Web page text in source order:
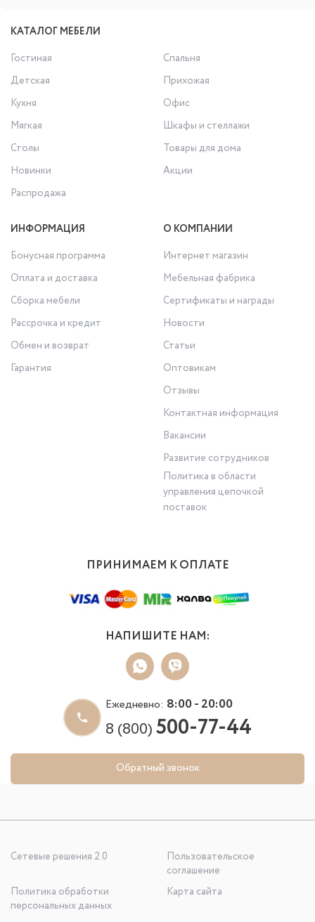
КАТАЛОГ МЕБЕЛИ
Гостиная
Спальня
Детская
Прихожая
Кухня
Офис
Мягкая
Шкафы и стеллажи
Столы
Товары для дома
Новинки
Акции
Распродажа
ИНФОРМАЦИЯ
Бонусная программа
Оплата и доставка
Сборка мебели
Рассрочка и кредит
Обмен и возврат
Гарантия
О КОМПАНИИ
Интернет магазин
Мебельная фабрика
Сертификаты и награды
Новости
Статьи
Оптовикам
Отзывы
Контактная информация
Вакансии
Развитие сотрудников
Политика в области
управления цепочкой
поставок
ПРИНИМАЕМ К ОПЛАТЕ
НАПИШИТЕ НАМ:
Ежедневно: 8:00 - 20:00
8 (800)500-77-44
Обратный звонок
Сетевые решения 2.0
Пользовательское
соглашение
Политика обработки
персональных данных
Карта сайта